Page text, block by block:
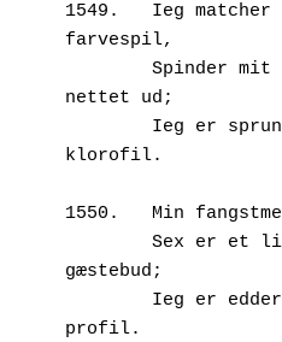
1549.	Ieg matcher bladenes
farvespil,
nettet ud;
klorofil.
1550.	Min
gæstebud;
profil.